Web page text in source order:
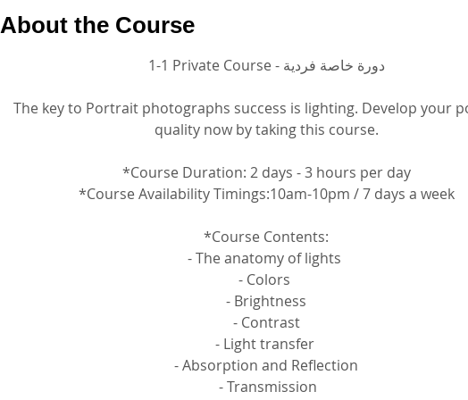
About the Course
1-1 Private Course - دورة خاصة فردية
The key to Portrait photographs success is lighting. Develop your
quality now by taking this course.
*Course Duration: 2 days - 3 hours per day
*Course Availability Timings:10am-10pm / 7 days a week
*Course Contents:
- The anatomy of lights
- Colors
- Brightness
- Contrast
- Light transfer
- Absorption and Reflection
- Transmission